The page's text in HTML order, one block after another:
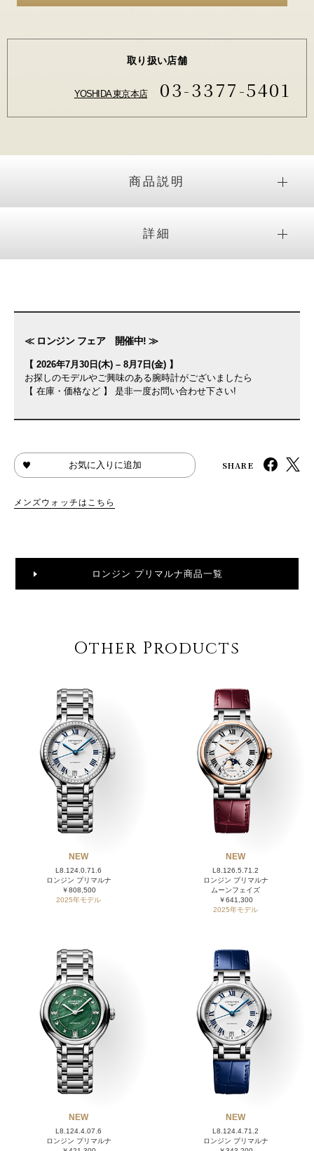
取り扱い店舗
YOSHIDA 東京本店 03-3377-5401
商品説明
詳細
≪ ロンジン フェア 開催中! ≫
【 2026年7月30日(木) – 8月7日(金) 】
お探しのモデルやご興味のある腕時計がございましたら
【 在庫・価格など 】 是非一度お問い合わせ下さい!
お気に入りに追加 SHARE
メンズウォッチはこちら
ロンジン プリマルナ商品一覧
Other Products
NEW
L8.124.0.71.6
ロンジン プリマルナ
￥808,500
2025年モデル
NEW
L8.126.5.71.2
ロンジン プリマルナ
ムーンフェイズ
￥641,300
2025年モデル
NEW
L8.124.4.07.6
ロンジン プリマルナ
NEW
L8.124.4.71.2
ロンジン プリマルナ